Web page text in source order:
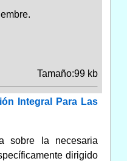
Tamaño:99 kb
Integral Para Las
sobre la necesaria
dirigido